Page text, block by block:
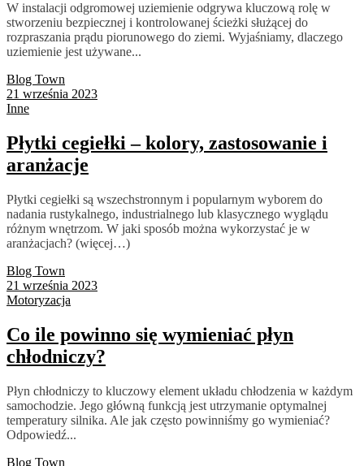
W instalacji odgromowej uziemienie odgrywa kluczową rolę w
stworzeniu bezpiecznej i kontrolowanej ścieżki służącej do
rozpraszania prądu piorunowego do ziemi. Wyjaśniamy, dlaczego
uziemienie jest używane...
Blog Town
21 września 2023
Inne
Płytki cegiełki – kolory, zastosowanie i
aranżacje
Płytki cegiełki są wszechstronnym i popularnym wyborem do
nadania rustykalnego, industrialnego lub klasycznego wyglądu
różnym wnętrzom. W jaki sposób można wykorzystać je w
aranżacjach? (więcej…)
Blog Town
21 września 2023
Motoryzacja
Co ile powinno się wymieniać płyn
chłodniczy?
Płyn chłodniczy to kluczowy element układu chłodzenia w każdym
samochodzie. Jego główną funkcją jest utrzymanie optymalnej
temperatury silnika. Ale jak często powinniśmy go wymieniać?
Odpowiedź...
Blog Town